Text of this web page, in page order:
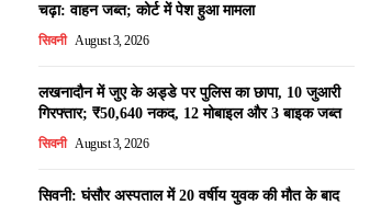
चढ़ा: वाहन जब्त; कोर्ट में पेश हुआ मामला
सिवनी August 3, 2026
लखनादौन में जुए के अड्डे पर पुलिस का छापा, 10 जुआरी
गिरफ्तार; ₹50,640 नकद, 12 मोबाइल और 3 बाइक जब्त
सिवनी August 3, 2026
सिवनी: घंसौर अस्पताल में 20 वर्षीय युवक की मौत के बाद